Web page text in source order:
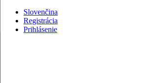
Slovenčina
Registrácia
Prihlásenie